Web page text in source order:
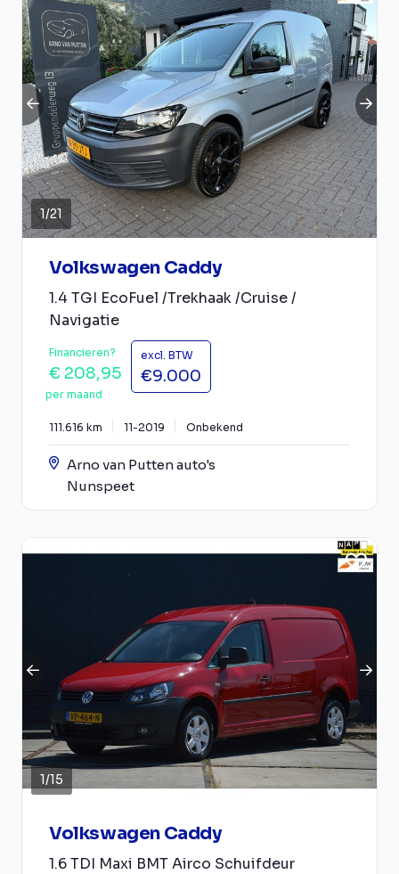
1/21
Volkswagen Caddy
1.4 TGI EcoFuel /Trekhaak /Cruise /
Navigatie
Financieren?
€ 208,95
per maand
excl. BTW
€9.000
111.616 km 11-2019 Onbekend
Arno van Putten auto's
Nunspeet
1/15
Volkswagen Caddy
1.6 TDI Maxi BMT Airco Schuifdeur